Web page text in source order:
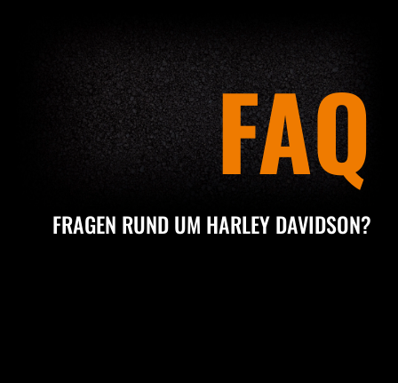
FAQ
FRAGEN RUND UM HARLEY DAVIDSON?